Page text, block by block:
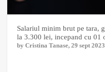
Salariul minim brut pe tara,
la 3.300 lei, incepand cu 01
by Cristina Tanase, 29 sept 2023